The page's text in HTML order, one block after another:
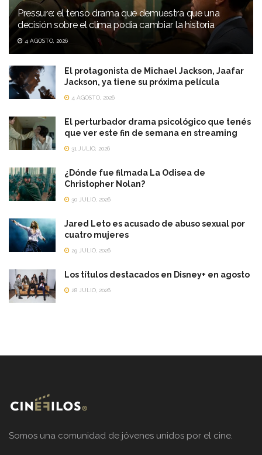
Pressure: el tenso drama que demuestra que una
decisión sobre el clima podía cambiar la historia
4 AGOSTO, 2026
El protagonista de Michael Jackson, Jaafar
Jackson, ya tiene su próxima película
4 AGOSTO, 2026
El perturbador drama psicológico que tenés
que ver este fin de semana en streaming
31 JULIO, 2026
¿Dónde fue filmada La Odisea de
Christopher Nolan?
30 JULIO, 2026
Jared Leto es acusado de abuso sexual por
cuatro mujeres
29 JULIO, 2026
Los títulos destacados en Disney+ en agosto
28 JULIO, 2026
Somos una comunidad de jóvenes unidos por el cine.